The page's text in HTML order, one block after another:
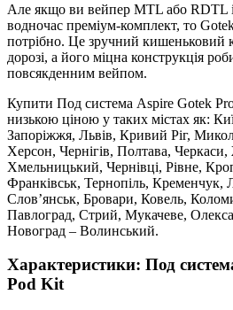
Але якщо ви вейпер MTL або RDTL
водночас преміум-комплект, то
потрібно. Це зручний кишеньковий
дорозі, а його міцна конструкція
повсякденним вейпом.
Купити Под система Aspire Gotek
низькою ціною у таких містах як:
Запоріжжя, Львів, Кривий Ріг,
Херсон, Чернігів, Полтава,
Хмельницький, Чернівці, Рівне,
Франківськ, Тернопіль, Кременчук,
Слов’янськ, Бровари, Ковель,
Павлоград, Стрий, Мукачеве,
Новоград – Волинський.
Характеристики: Под
Pod Kit